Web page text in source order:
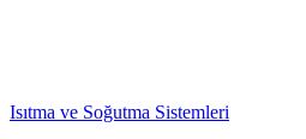
Isıtma ve Soğutma Sistemleri